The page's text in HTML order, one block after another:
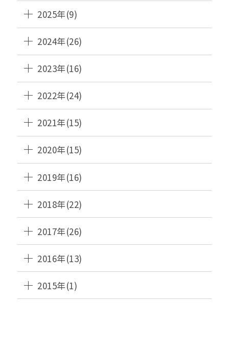
2025年(9)
2024年(26)
2023年(16)
2022年(24)
2021年(15)
2020年(15)
2019年(16)
2018年(22)
2017年(26)
2016年(13)
2015年(1)
HANAMAKI